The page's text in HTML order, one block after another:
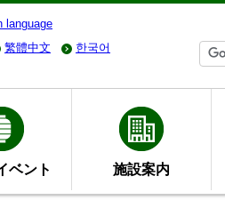
language
繁體中文 한국어
ベント 施設案内